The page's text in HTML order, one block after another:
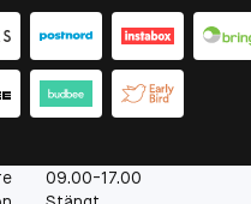
09.00-17.00